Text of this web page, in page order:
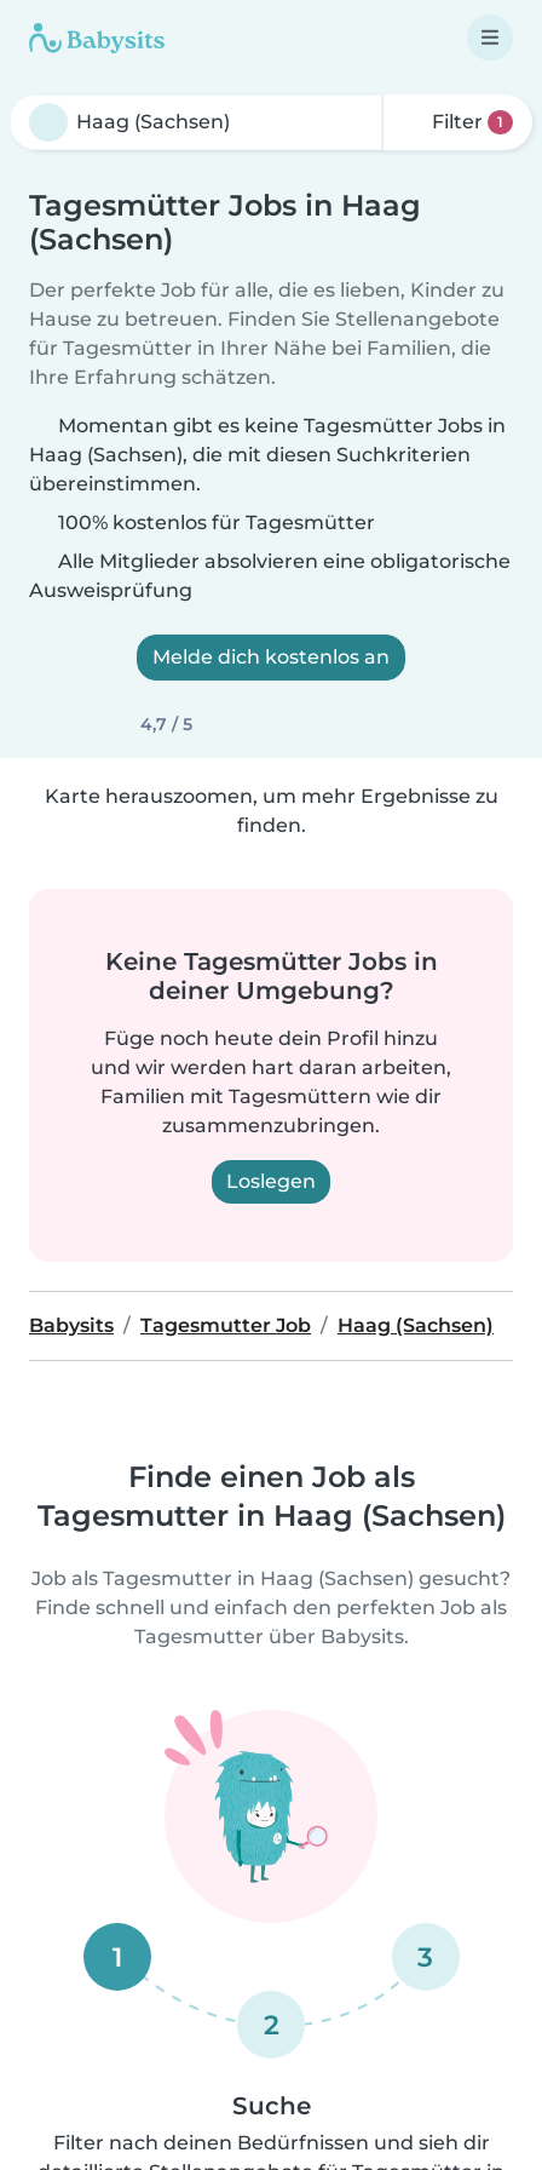
Filter 1
Tagesmütter Jobs in Haag
(Sachsen)
Der perfekte Job für alle, die es lieben, Kinder zu
Hause zu betreuen. Finden Sie Stellenangebote
für Tagesmütter in Ihrer Nähe bei Familien, die
Ihre Erfahrung schätzen.
Momentan gibt es keine Tagesmütter Jobs in
Haag (Sachsen), die mit diesen Suchkriterien
übereinstimmen.
100% kostenlos für Tagesmütter
Alle Mitglieder absolvieren eine obligatorische
Ausweisprüfung
Melde dich kostenlos an
4,7 / 5
Karte herauszoomen, um mehr Ergebnisse zu
finden.
Keine Tagesmütter Jobs in
deiner Umgebung?
Füge noch heute dein Profil hinzu
und wir werden hart daran arbeiten,
Familien mit Tagesmüttern wie dir
zusammenzubringen.
Loslegen
Babysits Tagesmutter Job Haag (Sachsen)
Finde einen Job als
Tagesmutter in Haag (Sachsen)
Job als Tagesmutter in Haag (Sachsen) gesucht?
Finde schnell und einfach den perfekten Job als
Tagesmutter über Babysits.
1
2
3
Suche
Filter nach deinen Bedürfnissen und sieh dir